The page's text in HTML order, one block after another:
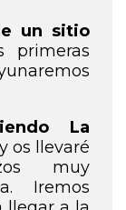
un sitio
primeras
La
os llevaré
muy
Iremos